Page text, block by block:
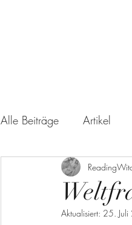
Alle Beiträge Artikel
Kinder- und
Freunde & Familie
Aktualisiert: 25.